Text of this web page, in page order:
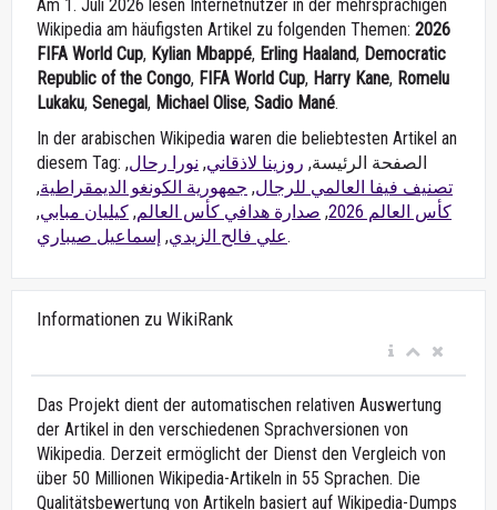
Am 1. Juli 2026 lesen Internetnutzer in der mehrsprachigen
Wikipedia am häufigsten Artikel zu folgenden Themen: 2026
FIFA World Cup, Kylian Mbappé, Erling Haaland, Democratic
Republic of the Congo, FIFA World Cup, Harry Kane, Romelu
Lukaku, Senegal, Michael Olise, Sadio Mané.
In der arabischen Wikipedia waren die beliebtesten Artikel an
diesem Tag: الصفحة الرئيسة, روزينا لاذقاني, نورا رحال,
تصنيف فيفا العالمي للرجال, جمهورية الكونغو الديمقراطية,
كأس العالم 2026
, صدارة هدافي كأس العالم, كيليان مبابي,
علي فالح الزيدي, إسماعيل صيباري .
Informationen zu WikiRank
Das Projekt dient der automatischen relativen Auswertung
der Artikel in den verschiedenen Sprachversionen von
Wikipedia. Derzeit ermöglicht der Dienst den Vergleich von
über 50 Millionen Wikipedia-Artikeln in 55 Sprachen. Die
Qualitätsbewertung von Artikeln basiert auf Wikipedia-Dumps